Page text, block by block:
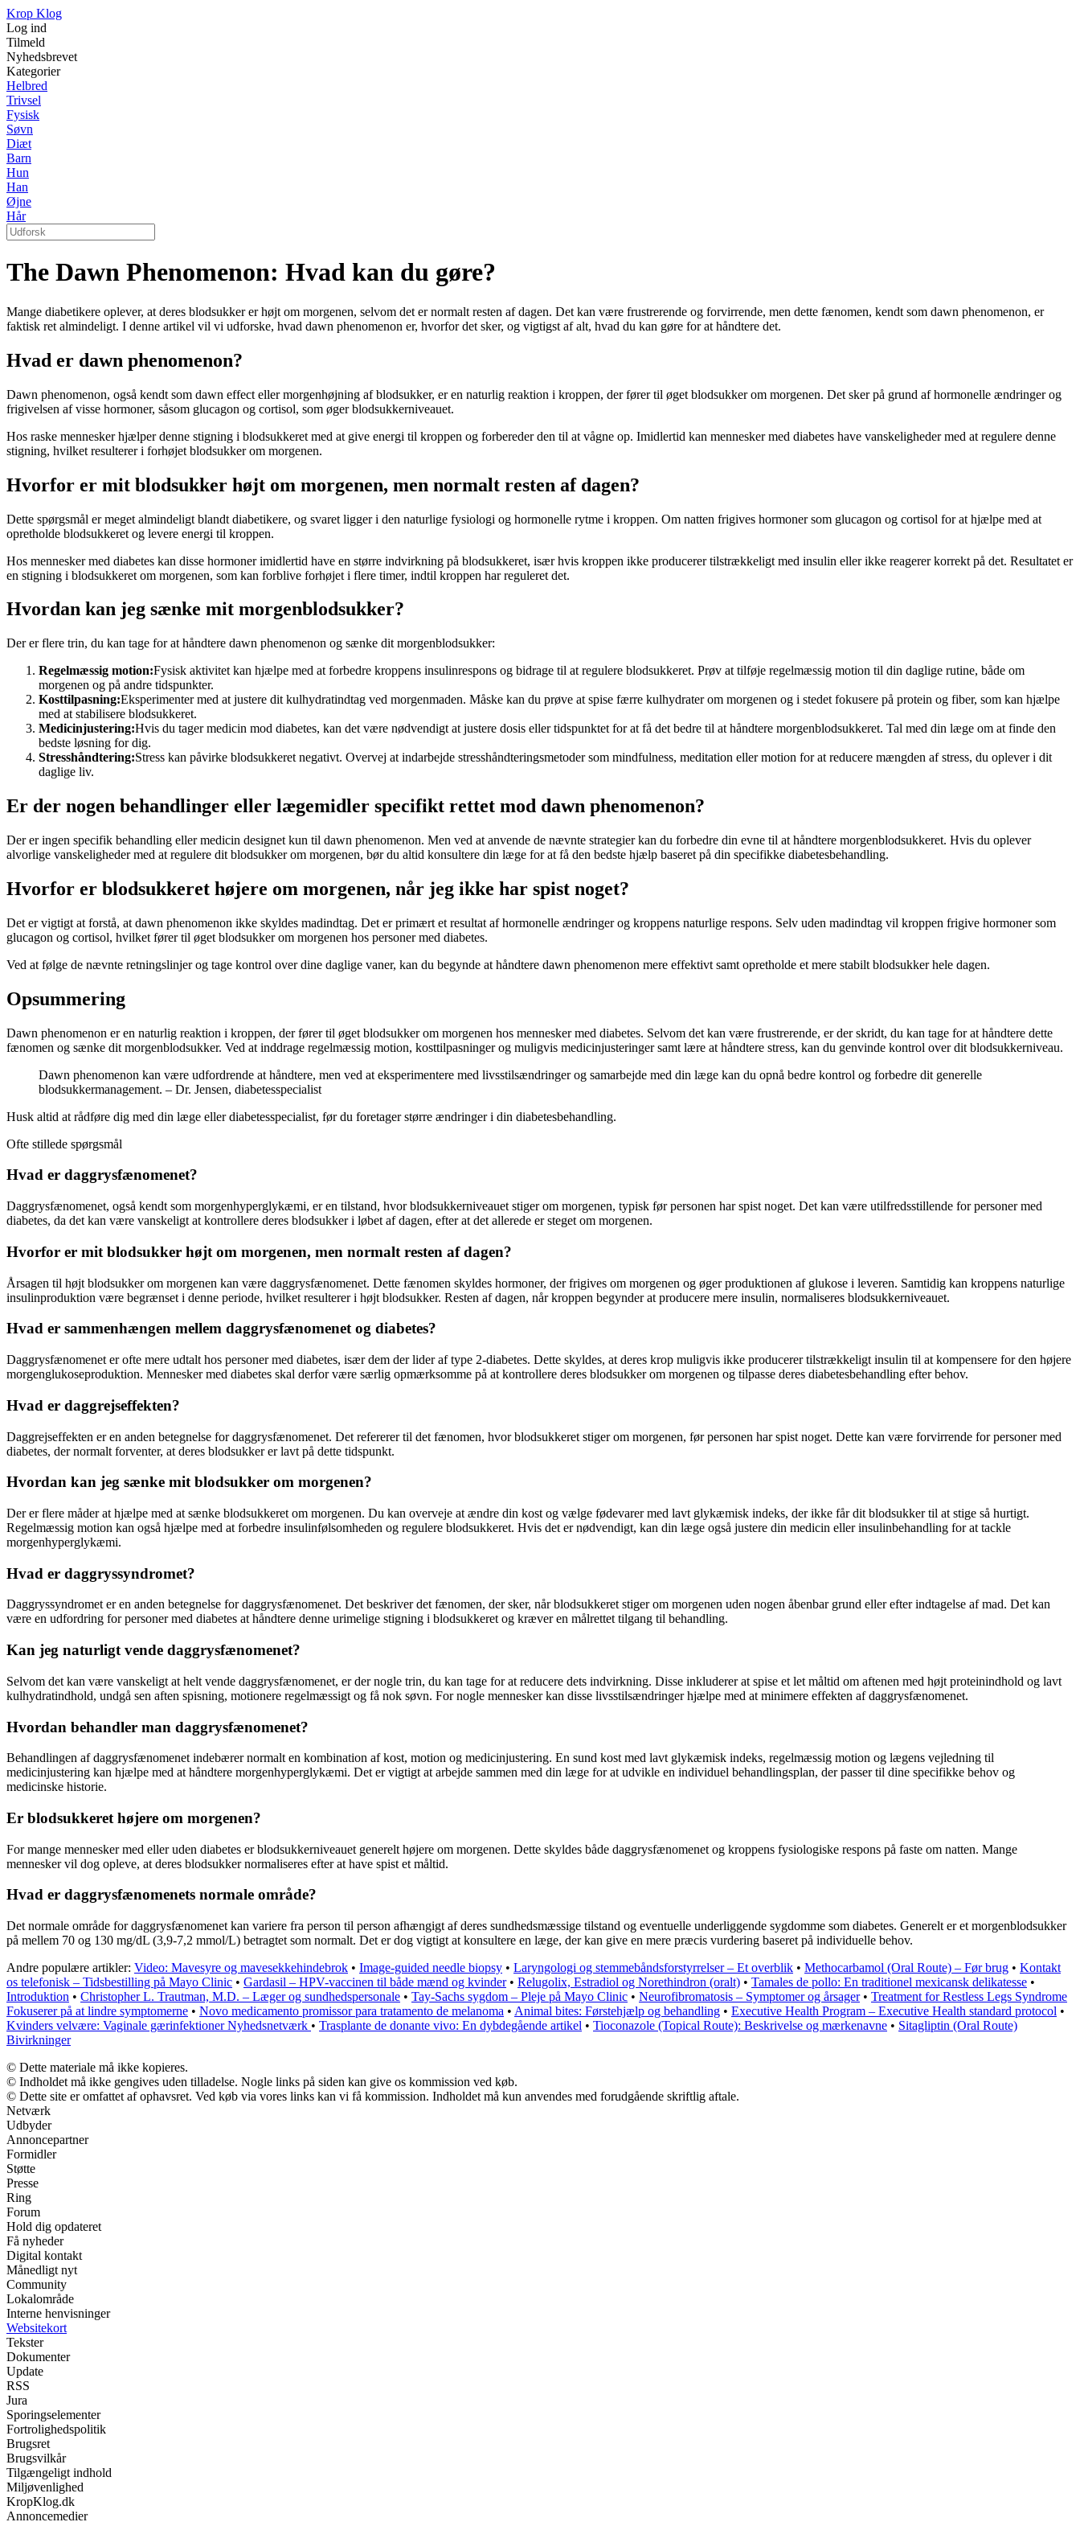
Krop Klog
Log ind
Tilmeld
Nyhedsbrevet
Kategorier
Helbred
Trivsel
Fysisk
Søvn
Diæt
Barn
Hun
Han
Øjne
Hår
The Dawn Phenomenon: Hvad kan du gøre?
Mange diabetikere oplever, at deres blodsukker er højt om morgenen, selvom det er normalt resten af dagen. Det kan være frustrerende og forvirrende, men dette fænomen, kendt som dawn phenomenon, er
faktisk ret almindeligt. I denne artikel vil vi udforske, hvad dawn phenomenon er, hvorfor det sker, og vigtigst af alt, hvad du kan gøre for at håndtere det.
Hvad er dawn phenomenon?
Dawn phenomenon, også kendt som dawn effect eller morgenhøjning af blodsukker, er en naturlig reaktion i kroppen, der fører til øget blodsukker om morgenen. Det sker på grund af hormonelle ændringer og
frigivelsen af visse hormoner, såsom glucagon og cortisol, som øger blodsukkerniveauet.
Hos raske mennesker hjælper denne stigning i blodsukkeret med at give energi til kroppen og forbereder den til at vågne op. Imidlertid kan mennesker med diabetes have vanskeligheder med at regulere denne
stigning, hvilket resulterer i forhøjet blodsukker om morgenen.
Hvorfor er mit blodsukker højt om morgenen, men normalt resten af dagen?
Dette spørgsmål er meget almindeligt blandt diabetikere, og svaret ligger i den naturlige fysiologi og hormonelle rytme i kroppen. Om natten frigives hormoner som glucagon og cortisol for at hjælpe med at
opretholde blodsukkeret og levere energi til kroppen.
Hos mennesker med diabetes kan disse hormoner imidlertid have en større indvirkning på blodsukkeret, især hvis kroppen ikke producerer tilstrækkeligt med insulin eller ikke reagerer korrekt på det. Resultatet er
en stigning i blodsukkeret om morgenen, som kan forblive forhøjet i flere timer, indtil kroppen har reguleret det.
Hvordan kan jeg sænke mit morgenblodsukker?
Der er flere trin, du kan tage for at håndtere dawn phenomenon og sænke dit morgenblodsukker:
Regelmæssig motion:Fysisk aktivitet kan hjælpe med at forbedre kroppens insulinrespons og bidrage til at regulere blodsukkeret. Prøv at tilføje regelmæssig motion til din daglige rutine, både om
morgenen og på andre tidspunkter.
Kosttilpasning:Eksperimenter med at justere dit kulhydratindtag ved morgenmaden. Måske kan du prøve at spise færre kulhydrater om morgenen og i stedet fokusere på protein og fiber, som kan hjælpe
med at stabilisere blodsukkeret.
Medicinjustering:Hvis du tager medicin mod diabetes, kan det være nødvendigt at justere dosis eller tidspunktet for at få det bedre til at håndtere morgenblodsukkeret. Tal med din læge om at finde den
bedste løsning for dig.
Stresshåndtering:Stress kan påvirke blodsukkeret negativt. Overvej at indarbejde stresshåndteringsmetoder som mindfulness, meditation eller motion for at reducere mængden af stress, du oplever i dit
daglige liv.
Er der nogen behandlinger eller lægemidler specifikt rettet mod dawn phenomenon?
Der er ingen specifik behandling eller medicin designet kun til dawn phenomenon. Men ved at anvende de nævnte strategier kan du forbedre din evne til at håndtere morgenblodsukkeret. Hvis du oplever
alvorlige vanskeligheder med at regulere dit blodsukker om morgenen, bør du altid konsultere din læge for at få den bedste hjælp baseret på din specifikke diabetesbehandling.
Hvorfor er blodsukkeret højere om morgenen, når jeg ikke har spist noget?
Det er vigtigt at forstå, at dawn phenomenon ikke skyldes madindtag. Det er primært et resultat af hormonelle ændringer og kroppens naturlige respons. Selv uden madindtag vil kroppen frigive hormoner som
glucagon og cortisol, hvilket fører til øget blodsukker om morgenen hos personer med diabetes.
Ved at følge de nævnte retningslinjer og tage kontrol over dine daglige vaner, kan du begynde at håndtere dawn phenomenon mere effektivt samt opretholde et mere stabilt blodsukker hele dagen.
Opsummering
Dawn phenomenon er en naturlig reaktion i kroppen, der fører til øget blodsukker om morgenen hos mennesker med diabetes. Selvom det kan være frustrerende, er der skridt, du kan tage for at håndtere dette
fænomen og sænke dit morgenblodsukker. Ved at inddrage regelmæssig motion, kosttilpasninger og muligvis medicinjusteringer samt lære at håndtere stress, kan du genvinde kontrol over dit blodsukkerniveau.
Dawn phenomenon kan være udfordrende at håndtere, men ved at eksperimentere med livsstilsændringer og samarbejde med din læge kan du opnå bedre kontrol og forbedre dit generelle
blodsukkermanagement. – Dr. Jensen, diabetesspecialist
Husk altid at rådføre dig med din læge eller diabetesspecialist, før du foretager større ændringer i din diabetesbehandling.
Ofte stillede spørgsmål
Hvad er daggrysfænomenet?
Daggrysfænomenet, også kendt som morgenhyperglykæmi, er en tilstand, hvor blodsukkerniveauet stiger om morgenen, typisk før personen har spist noget. Det kan være utilfredsstillende for personer med
diabetes, da det kan være vanskeligt at kontrollere deres blodsukker i løbet af dagen, efter at det allerede er steget om morgenen.
Hvorfor er mit blodsukker højt om morgenen, men normalt resten af dagen?
Årsagen til højt blodsukker om morgenen kan være daggrysfænomenet. Dette fænomen skyldes hormoner, der frigives om morgenen og øger produktionen af glukose i leveren. Samtidig kan kroppens naturlige
insulinproduktion være begrænset i denne periode, hvilket resulterer i højt blodsukker. Resten af dagen, når kroppen begynder at producere mere insulin, normaliseres blodsukkerniveauet.
Hvad er sammenhængen mellem daggrysfænomenet og diabetes?
Daggrysfænomenet er ofte mere udtalt hos personer med diabetes, især dem der lider af type 2-diabetes. Dette skyldes, at deres krop muligvis ikke producerer tilstrækkeligt insulin til at kompensere for den højere
morgenglukoseproduktion. Mennesker med diabetes skal derfor være særlig opmærksomme på at kontrollere deres blodsukker om morgenen og tilpasse deres diabetesbehandling efter behov.
Hvad er daggrejseffekten?
Daggrejseffekten er en anden betegnelse for daggrysfænomenet. Det refererer til det fænomen, hvor blodsukkeret stiger om morgenen, før personen har spist noget. Dette kan være forvirrende for personer med
diabetes, der normalt forventer, at deres blodsukker er lavt på dette tidspunkt.
Hvordan kan jeg sænke mit blodsukker om morgenen?
Der er flere måder at hjælpe med at sænke blodsukkeret om morgenen. Du kan overveje at ændre din kost og vælge fødevarer med lavt glykæmisk indeks, der ikke får dit blodsukker til at stige så hurtigt.
Regelmæssig motion kan også hjælpe med at forbedre insulinfølsomheden og regulere blodsukkeret. Hvis det er nødvendigt, kan din læge også justere din medicin eller insulinbehandling for at tackle
morgenhyperglykæmi.
Hvad er daggryssyndromet?
Daggryssyndromet er en anden betegnelse for daggrysfænomenet. Det beskriver det fænomen, der sker, når blodsukkeret stiger om morgenen uden nogen åbenbar grund eller efter indtagelse af mad. Det kan
være en udfordring for personer med diabetes at håndtere denne urimelige stigning i blodsukkeret og kræver en målrettet tilgang til behandling.
Kan jeg naturligt vende daggrysfænomenet?
Selvom det kan være vanskeligt at helt vende daggrysfænomenet, er der nogle trin, du kan tage for at reducere dets indvirkning. Disse inkluderer at spise et let måltid om aftenen med højt proteinindhold og lavt
kulhydratindhold, undgå sen aften spisning, motionere regelmæssigt og få nok søvn. For nogle mennesker kan disse livsstilsændringer hjælpe med at minimere effekten af daggrysfænomenet.
Hvordan behandler man daggrysfænomenet?
Behandlingen af daggrysfænomenet indebærer normalt en kombination af kost, motion og medicinjustering. En sund kost med lavt glykæmisk indeks, regelmæssig motion og lægens vejledning til
medicinjustering kan hjælpe med at håndtere morgenhyperglykæmi. Det er vigtigt at arbejde sammen med din læge for at udvikle en individuel behandlingsplan, der passer til dine specifikke behov og
medicinske historie.
Er blodsukkeret højere om morgenen?
For mange mennesker med eller uden diabetes er blodsukkerniveauet generelt højere om morgenen. Dette skyldes både daggrysfænomenet og kroppens fysiologiske respons på faste om natten. Mange
mennesker vil dog opleve, at deres blodsukker normaliseres efter at have spist et måltid.
Hvad er daggrysfænomenets normale område?
Det normale område for daggrysfænomenet kan variere fra person til person afhængigt af deres sundhedsmæssige tilstand og eventuelle underliggende sygdomme som diabetes. Generelt er et morgenblodsukker
på mellem 70 og 130 mg/dL (3,9-7,2 mmol/L) betragtet som normalt. Det er dog vigtigt at konsultere en læge, der kan give en mere præcis vurdering baseret på individuelle behov.
Andre populære artikler: Video: Mavesyre og mavesekkehindebrok • Image-guided needle biopsy • Laryngologi og stemmebåndsforstyrrelser – Et overblik • Methocarbamol (Oral Route) – Før brug • Kontakt
os telefonisk – Tidsbestilling på Mayo Clinic • Gardasil – HPV-vaccinen til både mænd og kvinder• Relugolix, Estradiol og Norethindron (oralt) • Tamales de pollo: En traditionel mexicansk delikatesse •
Introduktion • Christopher L. Trautman, M.D. – Læger og sundhedspersonale • Tay-Sachs sygdom – Pleje på Mayo Clinic • Neurofibromatosis – Symptomer og årsager• Treatment for Restless Legs Syndrome
Fokuserer på at lindre symptomerne • Novo medicamento promissor para tratamento de melanoma • Animal bites: Førstehjælp og behandling • Executive Health Program – Executive Health standard protocol •
Kvinders velvære: Vaginale gærinfektioner Nyhedsnetværk • Trasplante de donante vivo: En dybdegående artikel • Tioconazole (Topical Route): Beskrivelse og mærkenavne • Sitagliptin (Oral Route)
Bivirkninger
© Dette materiale må ikke kopieres.
© Indholdet må ikke gengives uden tilladelse. Nogle links på siden kan give os kommission ved køb.
© Dette site er omfattet af ophavsret. Ved køb via vores links kan vi få kommission. Indholdet må kun anvendes med forudgående skriftlig aftale.
Netværk
Udbyder
Annoncepartner
Formidler
Støtte
Presse
Ring
Forum
Hold dig opdateret
Få nyheder
Digital kontakt
Månedligt nyt
Community
Lokalområde
Interne henvisninger
Websitekort
Tekster
Dokumenter
Update
RSS
Jura
Sporingselementer
Fortrolighedspolitik
Brugsret
Brugsvilkår
Tilgængeligt indhold
Miljøvenlighed
KropKlog.dk
Annoncemedier